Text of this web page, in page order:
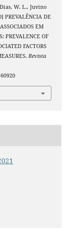
W. L., Juvino
PREVALÊNCIA DE
EM
PREVALENCE OF
FACTORS
Revista